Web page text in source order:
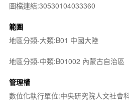
圖檔連結:30530104033360
範圍
地區分類-大類:B01 中國大陸
地區分類-中類:B01002 內蒙古自治區
管理權
數位化執行單位:中央研究院人文社會